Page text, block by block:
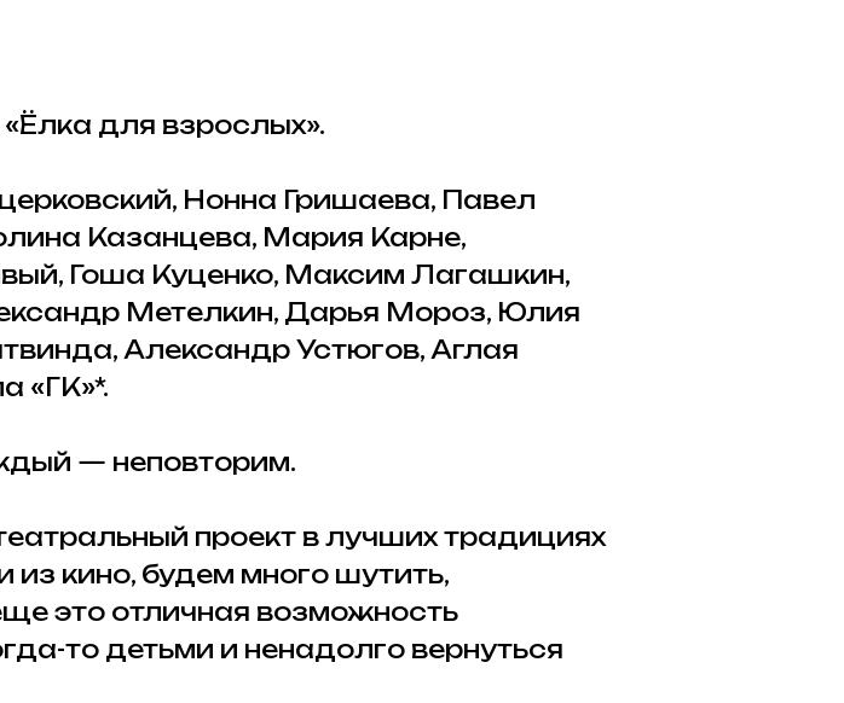
для взрослых».
Нонна Гришаева, Павел
Казанцева, Мария Карне,
Гоша Куценко, Максим Лагашкин,
Метелкин, Дарья Мороз, Юлия
Александр Устюгов, Аглая
«ГК»*.
— неповторим.
проект в лучших традициях
кино, будем много шутить,
это отличная возможность
то детьми и ненадолго вернуться